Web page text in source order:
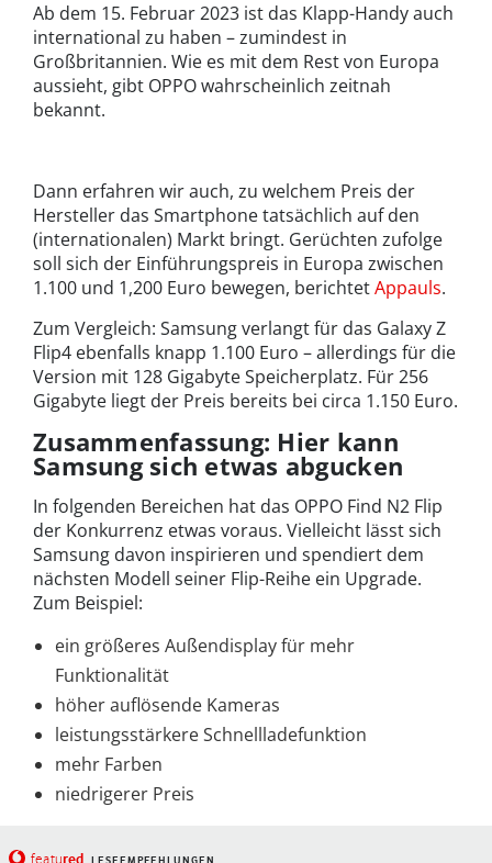
Ab dem 15. Februar 2023 ist das Klapp-Handy auch
international zu haben – zumindest in
Großbritannien. Wie es mit dem Rest von Europa
aussieht, gibt OPPO wahrscheinlich zeitnah
bekannt.
Dann erfahren wir auch, zu welchem Preis der
Hersteller das Smartphone tatsächlich auf den
(internationalen) Markt bringt. Gerüchten zufolge
soll sich der Einführungspreis in Europa zwischen
1.100 und 1,200 Euro bewegen, berichtetAppauls.
Zum Vergleich: Samsung verlangt für das Galaxy Z
Flip4 ebenfalls knapp 1.100 Euro – allerdings für die
Version mit 128 Gigabyte Speicherplatz. Für 256
Gigabyte liegt der Preis bereits bei circa 1.150 Euro.
Zusammenfassung: Hier kann
Samsung sich etwas abgucken
In folgenden Bereichen hat das OPPO Find N2 Flip
der Konkurrenz etwas voraus. Vielleicht lässt sich
Samsung davon inspirieren und spendiert dem
nächsten Modell seiner Flip-Reihe ein Upgrade.
Zum Beispiel:
ein größeres Außendisplay für mehr
Funktionalität
höher auflösende Kameras
leistungsstärkere Schnellladefunktion
mehr Farben
niedrigerer Preis
red LESEEMPFEHLUNGEN